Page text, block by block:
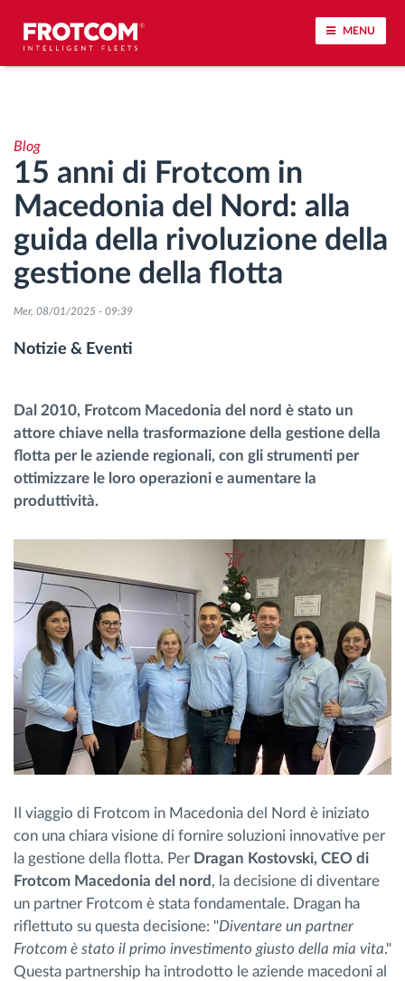
MENU
Analisi dello stile di guida
Monitoraggio dei tempi di guida
Gestione delle forza lavoro
Gestione carburante
Pianificazione dei percorsi e monitoraggio
Scopri tutte le caratteristiche
Come risolviamo tutte le attività della flotta
Scopri quanto risparmi
Blog
15 anni di Frotcom in
Macedonia del Nord: alla
guida della rivoluzione della
gestione della flotta
Mer, 08/01/2025 - 09:39
Notizie & Eventi
Dal 2010, Frotcom Macedonia del nord è stato un
attore chiave nella trasformazione della gestione della
flotta per le aziende regionali, con gli strumenti per
ottimizzare le loro operazioni e aumentare la
produttività.
Il viaggio di Frotcom in Macedonia del Nord è iniziato
con una chiara visione di fornire soluzioni innovative per
la gestione della flotta. Per Dragan Kostovski, CEO di
Frotcom Macedonia del nord , la decisione di diventare
un partner Frotcom è stata fondamentale. Dragan ha
riflettuto su questa decisione: "Diventare un partner
Frotcom è stato il primo investimento giusto della mia vita."
Questa partnership ha introdotto le aziende macedoni al